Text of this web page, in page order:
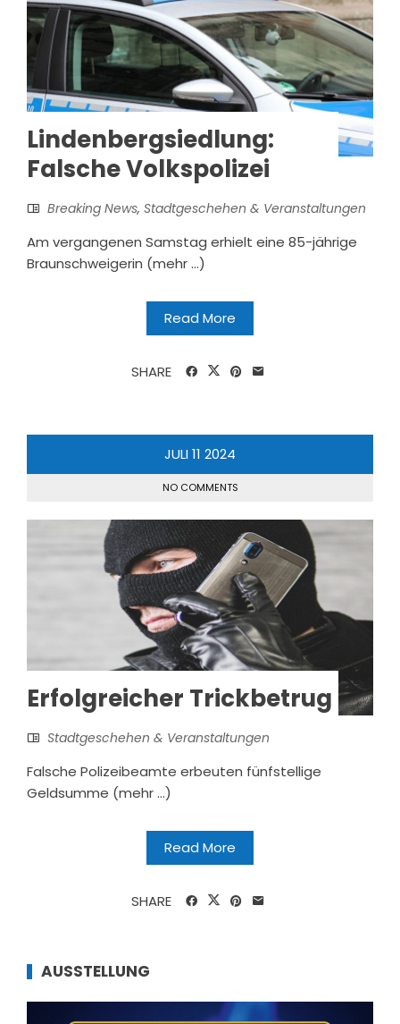
Lindenbergsiedlung:
Falsche Volkspolizei
Breaking News, Stadtgeschehen & Veranstaltungen
Am vergangenen Samstag erhielt eine 85-jährige
Braunschweigerin (mehr …)
Read More
SHARE
JULI11 2024
NO COMMENTS
Erfolgreicher Trickbetrug
Stadtgeschehen & Veranstaltungen
Falsche Polizeibeamte erbeuten fünfstellige
Geldsumme (mehr …)
Read More
SHARE
AUSSTELLUNG